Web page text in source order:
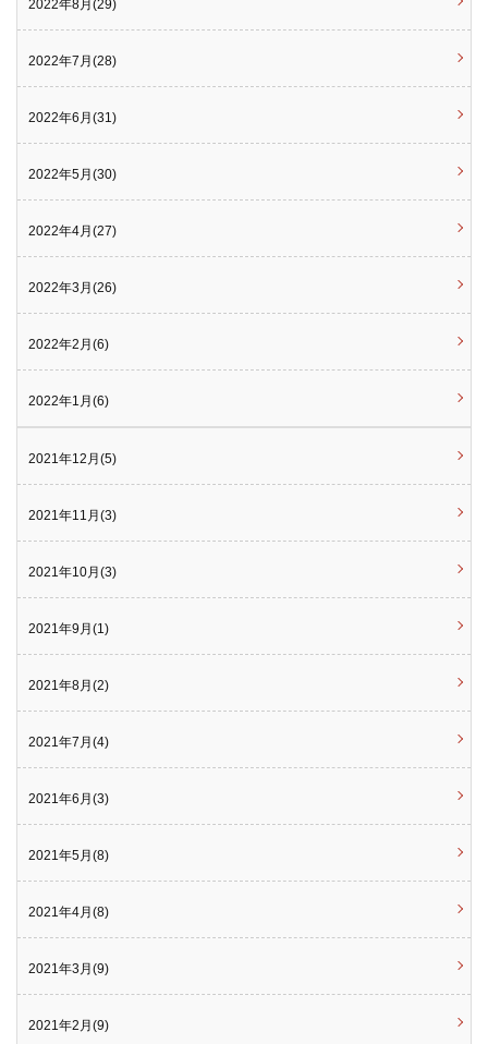
2022年8月(29)
2022年7月(28)
2022年6月(31)
2022年5月(30)
2022年4月(27)
2022年3月(26)
2022年2月(6)
2022年1月(6)
2021年12月(5)
2021年11月(3)
2021年10月(3)
2021年9月(1)
2021年8月(2)
2021年7月(4)
2021年6月(3)
2021年5月(8)
2021年4月(8)
2021年3月(9)
2021年2月(9)